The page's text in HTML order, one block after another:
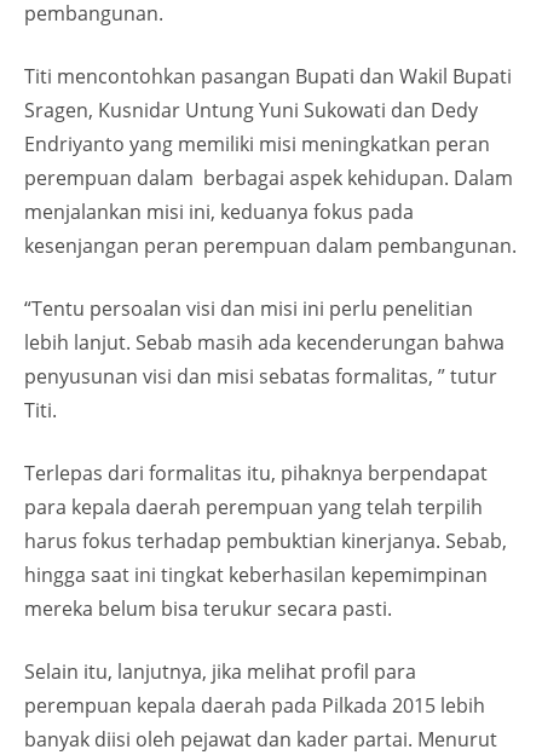
pembangunan.
Titi mencontohkan pasangan Bupati dan Wakil Bupati
Sragen, Kusnidar Untung Yuni Sukowati dan Dedy
Endriyanto yang memiliki misi meningkatkan peran
perempuan dalam berbagai aspek kehidupan. Dalam
menjalankan misi ini, keduanya fokus pada
kesenjangan peran perempuan dalam pembangunan.
“Tentu persoalan visi dan misi ini perlu penelitian
lebih lanjut. Sebab masih ada kecenderungan bahwa
penyusunan visi dan misi sebatas formalitas, ” tutur
Titi.
Terlepas dari formalitas itu, pihaknya berpendapat
para kepala daerah perempuan yang telah terpilih
harus fokus terhadap pembuktian kinerjanya. Sebab,
hingga saat ini tingkat keberhasilan kepemimpinan
mereka belum bisa terukur secara pasti.
Selain itu, lanjutnya, jika melihat profil para
perempuan kepala daerah pada Pilkada 2015 lebih
banyak diisi oleh pejawat dan kader partai. Menurut